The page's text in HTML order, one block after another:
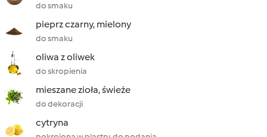
do smaku
pieprz czarny, mielony
do smaku
oliwa z oliwek
do skropienia
mieszane zioła, świeże
do dekoracji
cytryna